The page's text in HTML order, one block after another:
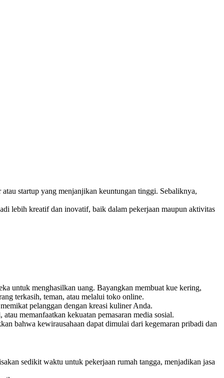
startup yang menjanjikan keuntungan tinggi. Sebaliknya,
lebih kreatif dan inovatif, baik dalam pekerjaan maupun aktivitas
untuk menghasilkan uang. Bayangkan membuat kue kering,
terkasih, teman, atau melalui toko online.
pelanggan dengan kreasi kuliner Anda.
memanfaatkan kekuatan pemasaran media sosial.
bahwa kewirausahaan dapat dimulai dari kegemaran pribadi dan
sedikit waktu untuk pekerjaan rumah tangga, menjadikan jasa